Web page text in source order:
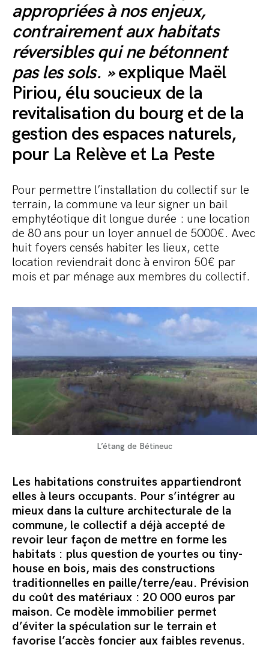
appropriées à nos enjeux,
contrairement aux habitats
réversibles qui ne bétonnent
pas les sols. »explique Maël
Piriou, élu soucieux de la
revitalisation du bourg et de la
gestion des espaces naturels,
pour La Relève et La Peste
Pour permettre l’installation du collectif sur le
terrain, la commune va leur signer un bail
emphytéotique dit longue durée : une location
de 80 ans pour un loyer annuel de 5000€. Avec
huit foyers censés habiter les lieux, cette
location reviendrait donc à environ 50€ par
mois et par ménage aux membres du collectif.
L’étang de Bétineuc
Les habitations construites appartiendront
elles à leurs occupants. Pour s’intégrer au
mieux dans la culture architecturale de la
commune, le collectif a déjà accepté de
revoir leur façon de mettre en forme les
habitats : plus question de yourtes ou tiny-
house en bois, mais des constructions
traditionnelles en paille/terre/eau. Prévision
du coût des matériaux : 20 000 euros par
maison. Ce modèle immobilier permet
d’éviter la spéculation sur le terrain et
favorise l’accès foncier aux faibles revenus.